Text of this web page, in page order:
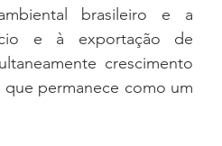
brasileiro e a
e à exportação de
crescimento
permanece como um